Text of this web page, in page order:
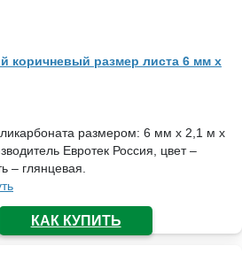
коричневый размер листа 6 мм x
размером: 6 мм х 2,1 м х
Евротек Россия, цвет –
– глянцевая.
КАК КУПИТЬ